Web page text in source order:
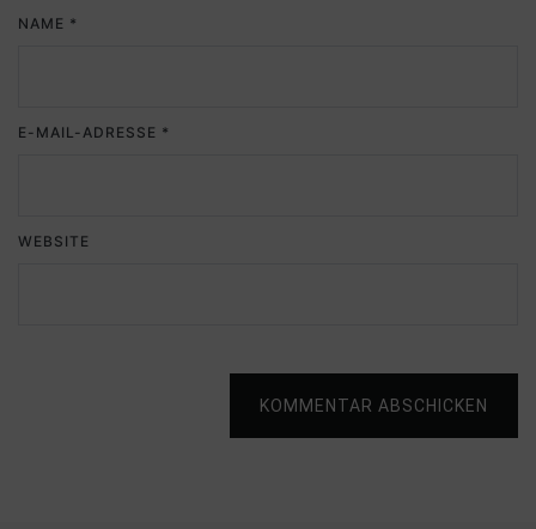
NAME *
E-MAIL-ADRESSE *
WEBSITE
KOMMENTAR ABSCHICKEN